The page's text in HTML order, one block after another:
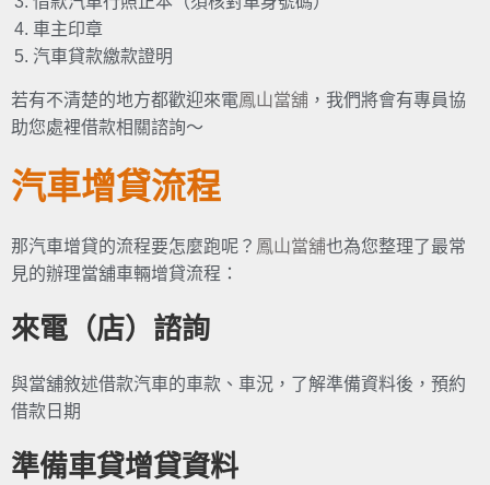
車主印章
汽車貸款繳款證明
若有不清楚的地方都歡迎來電鳳山當舖 ，我們將會有專員協
助您處裡借款相關諮詢～
汽車增貸流程
那汽車增貸的流程要怎麼跑呢？ 鳳山當舖也為您整理了最常
見的辦理當舖車輛增貸流程：
來電（店）諮詢
與當舖敘述借款汽車的車款、車況，了解準備資料後，預約
借款日期
準備車貸增貸資料